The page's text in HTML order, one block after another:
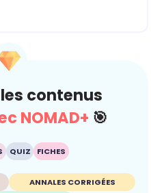
contenus
NOMAD+ 🎯
QUIZ FICHES
ANNALES CORRIGÉES